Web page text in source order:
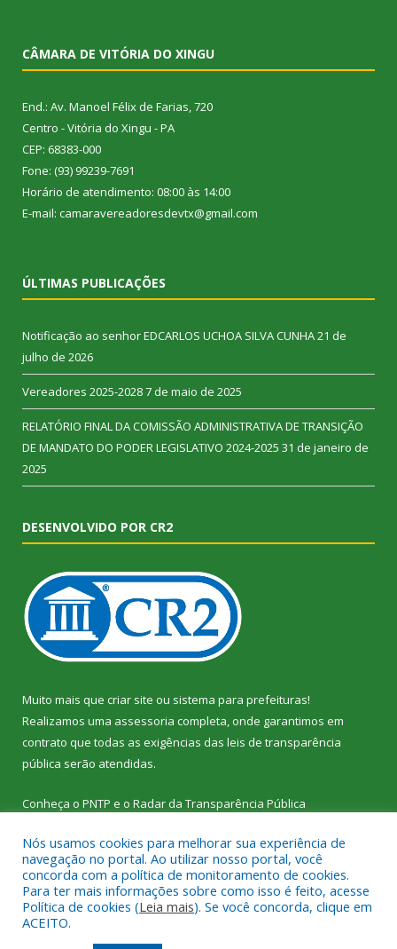
CÂMARA DE VITÓRIA DO XINGU
End.: Av. Manoel Félix de Farias, 720
Centro - Vitória do Xingu - PA
CEP: 68383-000
Fone: (93) 99239-7691
Horário de atendimento: 08:00 às 14:00
E-mail: camaravereadoresdevtx@gmail.com
ÚLTIMAS PUBLICAÇÕES
Notificação ao senhor EDCARLOS UCHOA SILVA CUNHA21 de
julho de 2026
Vereadores 2025-20287 de maio de 2025
RELATÓRIO FINAL DA COMISSÃO ADMINISTRATIVA DE TRANSIÇÃO
DE MANDATO DO PODER LEGISLATIVO 2024-2025 31 de janeiro de
2025
DESENVOLVIDO POR CR2
Muito mais que criar site ou sistema para prefeituras!
Realizamos uma assessoria completa, onde garantimos em
contrato que todas as exigências das leis de transparência
pública serão atendidas.
Conheça o PNTP e o Radar da Transparência Pública
Todos os direitos reservados a Câmara Municipal de Vitória do
Xingu.
Nós usamos cookies para melhorar sua experiência de
navegação no portal. Ao utilizar nosso portal, você
concorda com a política de monitoramento de cookies.
Para ter mais informações sobre como isso é feito, acesse
Política de cookies (Leia mais). Se você concorda, clique em
ACEITO.